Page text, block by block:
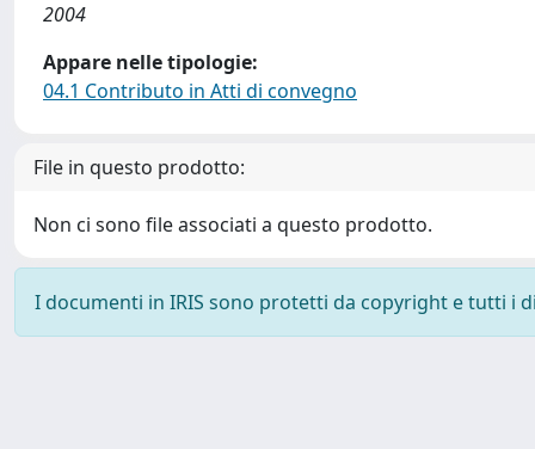
2004
Appare nelle tipologie:
04.1 Contributo in Atti di convegno
File in questo prodotto:
Non ci sono file associati a questo prodotto.
I documenti in IRIS sono protetti da copyright e tutti i